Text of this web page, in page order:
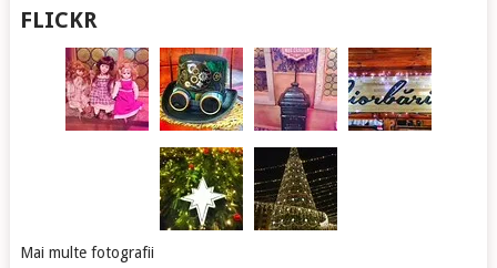
FLICKR
Mai multe fotografii